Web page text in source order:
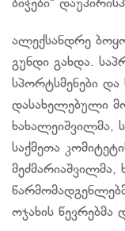
ბიჭები“
ალექსანდრე
გუნდი გახდა.
სპორტსმენები და
დასახელებული
საქმეთა
ოჯახის